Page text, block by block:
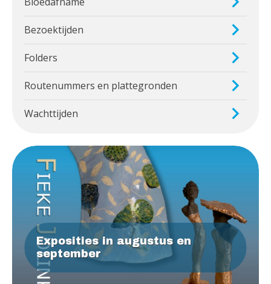
Bezoektijden
Folders
Routenummers en plattegronden
Wachttijden
Exposities in augustus en
september